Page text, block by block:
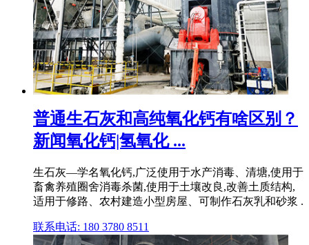
普通生石灰和高纯氧化钙有啥区别？
新闻氧化钙|氢氧化 ...
生石灰—学名氧化钙,广泛使用于水产消毒、清塘,使用于
畜禽养殖圈舍消毒杀菌,使用于土壤改良,改善土质结构,
适用于修路、农村建造小型房屋、可制作石灰乳和砂浆 .
联系电话: 180 3780 8511